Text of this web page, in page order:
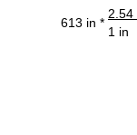
613 in *
2.54
1 in